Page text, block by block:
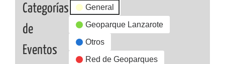
Categorías
de
Eventos
General
Geoparque Lanzarote
Otros
Red de Geoparques